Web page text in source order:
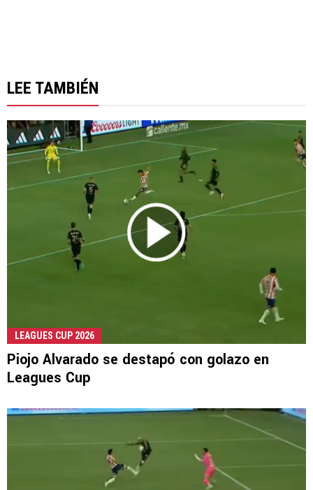
LEE TAMBIÉN
LEAGUES CUP 2026
Piojo Alvarado se destapó con golazo en
Leagues Cup